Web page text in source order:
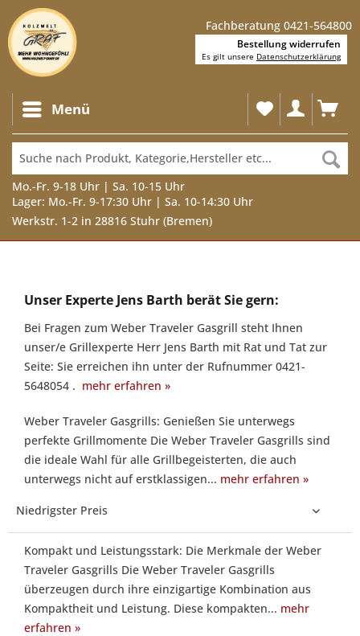
Fachberatung 0421-564800
Menü
Mo.-Fr. 9-18 Uhr | Sa. 10-15 Uhr
Lager: Mo.-Fr. 9-17:30 Uhr | Sa. 10-14:30 Uhr
Werkstr. 1-2 in 28816 Stuhr (Bremen)
Jens
Barth
berät
Sie
gern:
zum
Gasgrill
Ihnen
unser/e Grillexperte
Herr
Jens
Barth
Unser Experte Jens Barth berät Sie gern:
Bei Fragen zum Weber Traveler Gasgrill steht Ihnen
unser/e Grillexperte Herr Jens Barth mit Rat und Tat zur
Seite: Sie erreichen ihn unter der Rufnummer 0421-
5648054 . mehr erfahren »
Weber Traveler Gasgrills: Genießen Sie unterwegs
perfekte Grillmomente Die Weber Traveler Gasgrills sind
die ideale Wahl für alle Grillbegeisterten, die auch
unterwegs nicht auf erstklassigen... mehr erfahren »
Kompakt und Leistungsstark: Die Merkmale der Weber
Traveler Gasgrills Die Weber Traveler Gasgrills
überzeugen durch ihre einzigartige Kombination aus
Kompaktheit und Leistung. Diese kompakten... mehr
erfahren »
Bestellung widerrufen
Es gilt unsere Datenschutzerklärung